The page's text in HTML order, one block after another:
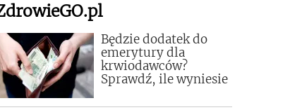
Będzie dodatek do
emerytury dla
krwiodawców?
Sprawdź, ile wyniesie